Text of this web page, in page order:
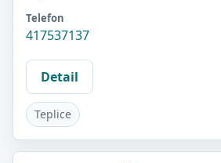
Telefon
417537137
Detail
Teplice